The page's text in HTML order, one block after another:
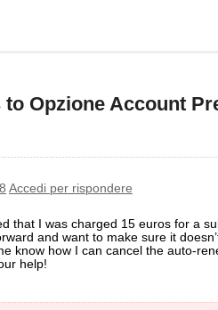
to Opzione Account
Accedi per rispondere
that I was charged 15 euros for a
and want to make sure it
know how I can cancel the auto-
help!